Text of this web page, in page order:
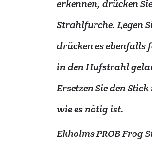
erkennen, drücken
Strahlfurche. Legen
drücken es ebenfalls
in den Hufstrahl
Ersetzen Sie den
wie es nötig ist.
Ekholms PROB Frog